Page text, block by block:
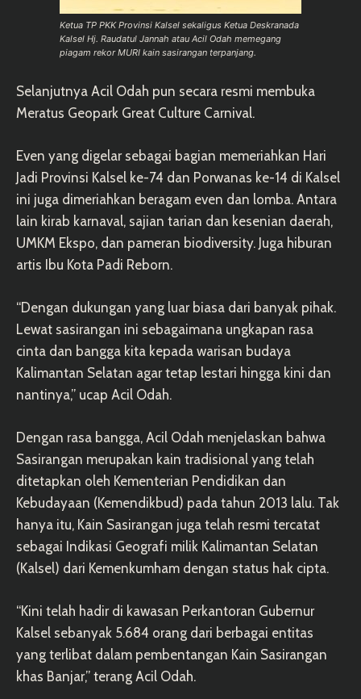
Ketua TP PKK Provinsi Kalsel sekaligus Ketua Deskranada
Kalsel Hj. Raudatul Jannah atau Acil Odah memegang
piagam rekor MURI kain sasirangan terpanjang.
Selanjutnya Acil Odah pun secara resmi membuka
Meratus Geopark Great Culture Carnival.
Even yang digelar sebagai bagian memeriahkan Hari
Jadi Provinsi Kalsel ke-74 dan Porwanas ke-14 di Kalsel
ini juga dimeriahkan beragam even dan lomba. Antara
lain kirab karnaval, sajian tarian dan kesenian daerah,
UMKM Ekspo, dan pameran biodiversity. Juga hiburan
artis Ibu Kota Padi Reborn.
“Dengan dukungan yang luar biasa dari banyak pihak.
Lewat sasirangan ini sebagaimana ungkapan rasa
cinta dan bangga kita kepada warisan budaya
Kalimantan Selatan agar tetap lestari hingga kini dan
nantinya,” ucap Acil Odah.
Dengan rasa bangga, Acil Odah menjelaskan bahwa
Sasirangan merupakan kain tradisional yang telah
ditetapkan oleh Kementerian Pendidikan dan
Kebudayaan (Kemendikbud) pada tahun 2013 lalu. Tak
hanya itu, Kain Sasirangan juga telah resmi tercatat
sebagai Indikasi Geografi milik Kalimantan Selatan
(Kalsel) dari Kemenkumham dengan status hak cipta.
“Kini telah hadir di kawasan Perkantoran Gubernur
Kalsel sebanyak 5.684 orang dari berbagai entitas
yang terlibat dalam pembentangan Kain Sasirangan
khas Banjar,” terang Acil Odah.